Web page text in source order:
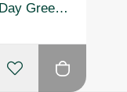
Natures Bounty Multi-Day Green Tea Extract Takviye Edici Gıda 50 Tablet